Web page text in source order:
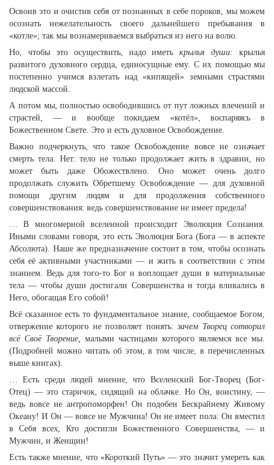
Освоив это и очистив себя от познанных в себе пороков, мы можем
осознать нежелательность своего дальнейшего пребывания в
«котле»; так мы вознамериваемся выбраться из него на волю.
Но, чтобы это осуществить, надо иметькрылья души: крылья
развитого духовного сердца, единосущные ему. С их помощью мы
постепенно учимся взлетать над «кипящей» земными страстями
людской массой.
А потом мы, полностью освободившись от пут ложных влечений и
страстей, — и вообще покидаем «котёл», воспаряясь в
Божественном Свете. Это и есть духовное Освобождение.
Важно подчеркнуть, что такое Освобождение вовсе не означает
смерть тела. Нет: тело не только продолжает жить в здравии, но
может быть даже Обожествлено. Оно может очень долго
продолжать служить Обретшему Освобождение — для духовной
помощи другим людям и для продолжения собственного
совершенствования: ведь совершенствование не имеет предела!
… В многомерной вселенной происходит Эволюция Сознания.
Иными словами говоря, это есть Эволюция Бога (Бога — в аспекте
Абсолюта). Наше же предназначение состоит в том, чтобы осознать
себя её активными участниками — и жить в соответствии с этим
знанием. Ведь для того-то Бог и воплощает души в материальные
тела — чтобы души достигали Совершенства и тогда вливались в
Него, обогащая Его собой!
Всё сказанное есть то фундаментальное знание, сообщаемое Богом,
отвержение которого не позволяет понять:зачем Творец сотворил
всё Своё Творение, малыми частицами которого являемся все мы.
(Подробней можно читать об этом, в том числе, в перечисленных
выше книгах).
… Есть среди людей мнение, что Вселенский Бог-Творец (Бог-
Отец) — это старичок, сидящий на облачке. Но Он, воистину, —
ведь вовсе не антропоморфен! Он подобен Бескрайнему Живому
Океану! И Он — вовсе не Мужчина! Он не имеет пола: Он вместил
в Себя всех, Кто достигли Божественного Совершенства, — и
Мужчин, и Женщин!
Есть также мнение, что «Короткий Путь» — это значит умереть как